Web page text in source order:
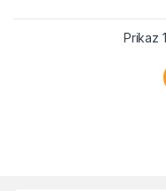
Prikaz